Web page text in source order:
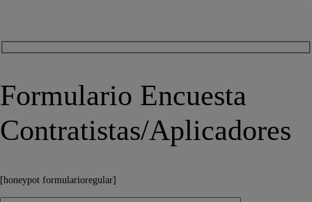
Formulario Encuesta
Contratistas/Aplicadores
[honeypot formularioregular]